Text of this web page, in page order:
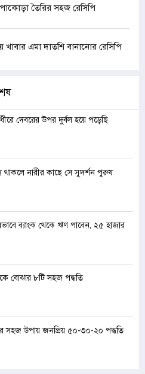
তৈরির সহজ রেসিপি
খাবার এমা দাতশি বানানোর রেসিপি
দেবরের উপর দুর্বল হয়ে পড়েছি
থাকলে নারীর কাছে সে সুদর্শন পুরুষ
ব্যাংক থেকে ঋণ পাবেন, ২৫ হাজার
বোঝার ৮টি সহজ পদ্ধতি
সহজ উপায় জনপ্রিয় ৫০-৩০-২০ পদ্ধতি